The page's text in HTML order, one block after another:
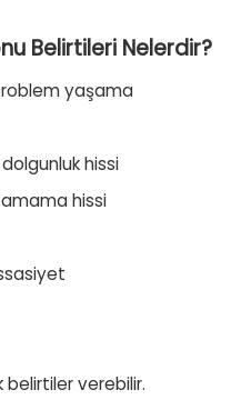
Belirtileri Nelerdir?
yaşama
hissi
hissi
belirtiler verebilir.